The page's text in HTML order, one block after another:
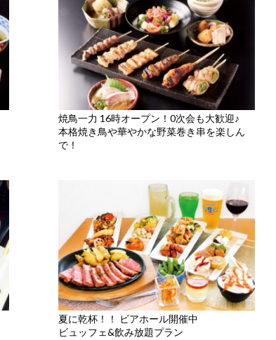
焼鳥一力 16時オープン！0次会も大歓迎♪
本格焼き鳥や華やかな野菜巻き串を楽しん
で！
夏に乾杯！！ ビアホール開催中
ビュッフェ&飲み放題プラン